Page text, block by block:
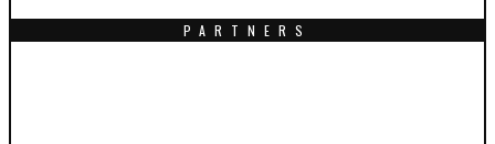
PARTNERS